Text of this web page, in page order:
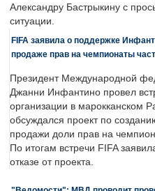
Александру Бастрыкину с
ситуации.
FIFA заявила о поддержке
продаже прав на чемпионаты
Президент Международной
Джанни Инфантино провел
организации в марокканском
обсуждался проект по
продажи доли прав на
По итогам встречи FIFA
отказе от проекта.